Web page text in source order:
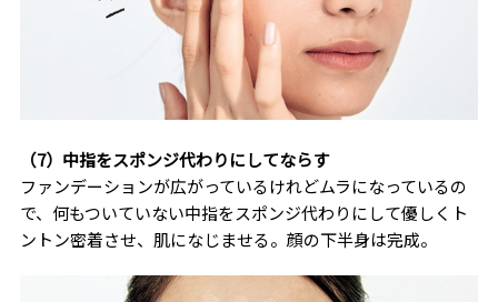
（7）中指をスポンジ代わりにしてならす
ファンデーションが広がっているけれどムラになっているの
で、何もついていない中指をスポンジ代わりにして優しくト
ントン密着させ、肌になじませる。顔の下半身は完成。